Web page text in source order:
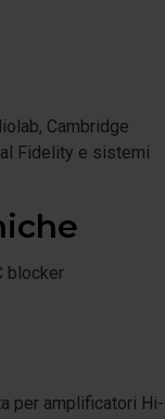
Cambridge
Fidelity e sistemi
blocker
per amplificatori Hi-